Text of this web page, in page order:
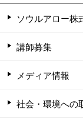
ソウルアロー株
講師募集
メディア情報
社会・環境への